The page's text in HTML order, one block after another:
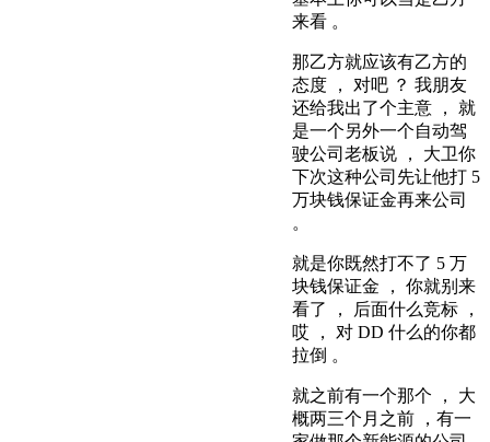
来看 。
那乙方就应该有乙方的
态度 ， 对吧 ？ 我朋友
还给我出了个主意 ， 就
是一个另外一个自动驾
驶公司老板说 ， 大卫你
下次这种公司先让他打 5
万块钱保证金再来公司
。
就是你既然打不了 5 万
块钱保证金 ， 你就别来
看了 ， 后面什么竞标 ，
哎 ， 对 DD 什么的你都
拉倒 。
就之前有一个那个 ， 大
概两三个月之前 ，有一